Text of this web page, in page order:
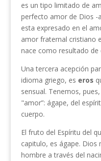
es un tipo limitado de
perfecto amor de Dios -
esta expresado en el
amor fraternal cristiano
nace como resultado de
Una tercera acepción
idioma griego, es eros
sensual. Tenemos,
"amor”: ágape, del
cuerpo.
El fruto del Espíritu del
capitulo, es ágape.
hombre a través del